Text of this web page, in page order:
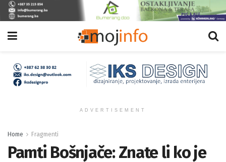
ADVERTISEMENT
Home Fragmenti
Pamti Bošnjače: Znate li ko je